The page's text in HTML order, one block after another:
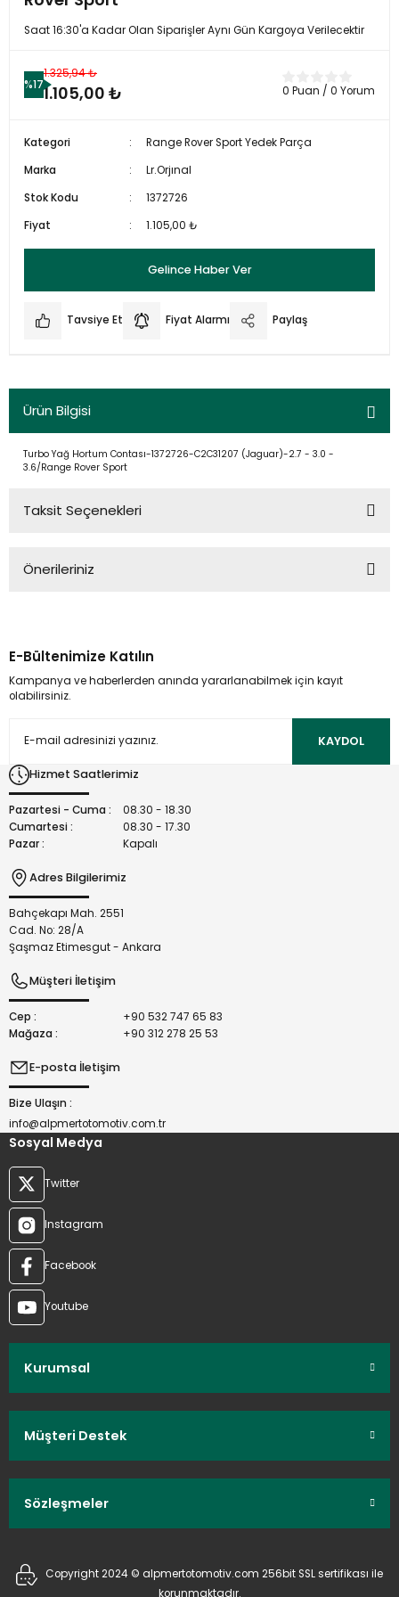
Saat 16:30'a Kadar Olan Siparişler Aynı Gün Kargoya Verilecektir
%17
1.325,94 ₺
1.105,00 ₺ 0 Puan / 0 Yorum
Kategori
Range Rover Sport Yedek Parça
Marka
Lr.Orjınal
Stok Kodu
1372726
Fiyat
1.105,00 ₺
Gelince Haber Ver
Tavsiye Et Fiyat Alarmı Paylaş
Ürün Bilgisi
Turbo Yağ Hortum Contası-1372726-C2C31207 (Jaguar)-2.7 - 3.0 -
3.6/Range Rover Sport
Taksit Seçenekleri
Önerileriniz
kullanarak tarafımıza iletebilirsiniz.
Görüş ve önerileriniz için teşekkür ederiz.
Ürün açıklamasında eksik bilgiler bulunuyor.
Bu ürüne benzer farklı alternatifler olmalı.
E-Bültenimize Katılın
Kampanya ve haberlerden anında yararlanabilmek için kayıt
olabilirsiniz.
KAYDOL
Hizmet Saatlerimiz
Pazartesi - Cuma :
08.30 - 18.30
Cumartesi :
08.30 - 17.30
Pazar :
Kapalı
Adres Bilgilerimiz
Bahçekapı Mah. 2551
Cad. No: 28/A
Şaşmaz Etimesgut - Ankara
Müşteri İletişim
Cep :
+90 532 747 65 83
Mağaza :
+90 312 278 25 53
E-posta İletişim
Bize Ulaşın :
info@alpmertotomotiv.com.tr
Sosyal Medya
Twitter
Instagram
Facebook
Youtube
Kurumsal
Müşteri Destek
Sözleşmeler
Copyright 2024 © alpmertotomotiv.com 256bit SSL sertifikası ile
korunmaktadır.